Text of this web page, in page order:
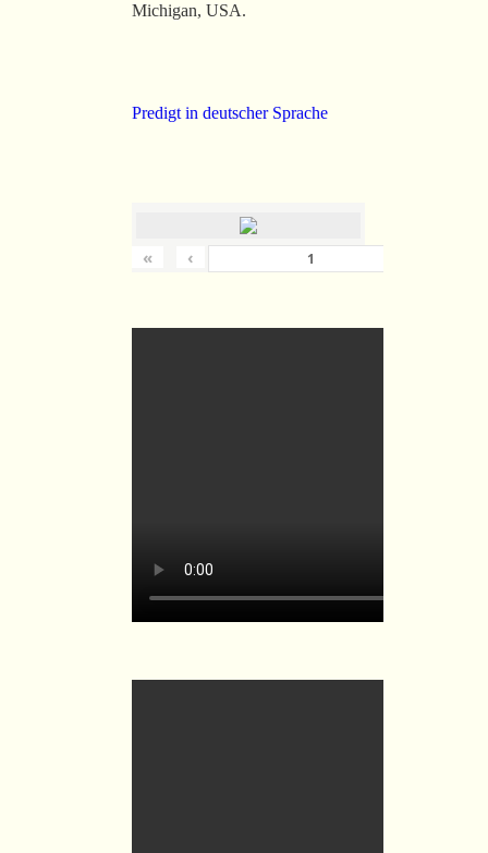
Michigan, USA.
Predigt in deutscher Sprache
« ‹